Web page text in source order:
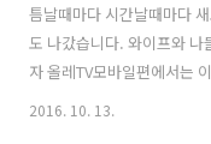
틈날때마다 시간날때마다
도 나갔습니다. 와이프와 나
자 올레TV모바일편에서는
2016. 10. 13.